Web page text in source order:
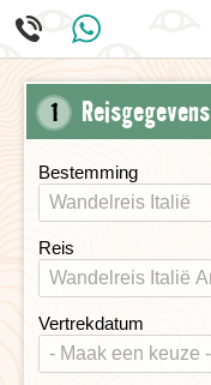
1 Reisgegevens
Bestemming
Reis
Vertrekdatum